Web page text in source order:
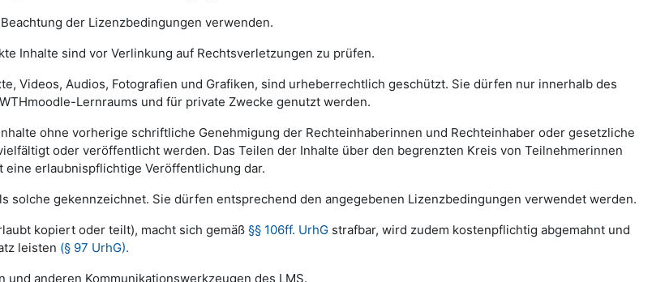
der Lizenzbedingungen verwenden.
Inhalte sind vor Verlinkung auf Rechtsverletzungen zu prüfen.
Videos, Audios, Fotografien und Grafiken, sind urheberrechtlich geschützt. Sie dürfen nur innerhalb des
Lernraums und für private Zwecke genutzt werden.
ohne vorherige schriftliche Genehmigung der Rechteinhaberinnen und Rechteinhaber oder gesetzliche
oder veröffentlicht werden. Das Teilen der Inhalte über den begrenzten Kreis von Teilnehmerinnen
erlaubnispflichtige Veröffentlichung dar.
solche gekennzeichnet. Sie dürfen entsprechend den angegebenen Lizenzbedingungen verwendet werden.
kopiert oder teilt), macht sich gemäß§§ 106ff. UrhG strafbar, wird zudem kostenpflichtig abgemahnt und
leisten (§ 97 UrhG).
anderen Kommunikationswerkzeugen des LMS.